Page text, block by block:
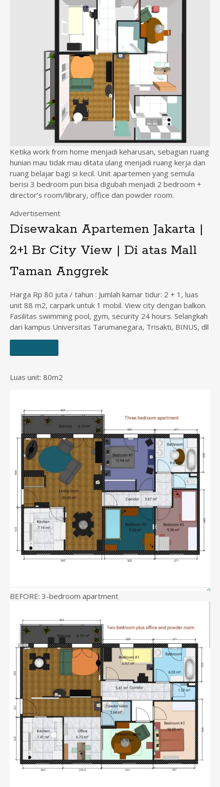
Ketika work from home menjadi keharusan, sebagian ruang
hunian mau tidak mau ditata ulang menjadi ruang kerja dan
ruang belajar bagi si kecil. Unit apartemen yang semula
berisi 3 bedroom pun bisa digubah menjadi 2 bedroom +
director’s room/library, office dan powder room.
Advertisement
Disewakan Apartemen Jakarta |
2+1 Br City View | Di atas Mall
Taman Anggrek
Harga Rp 80 juta / tahun : Jumlah kamar tidur: 2 + 1, luas
unit 88 m2, carpark untuk 1 mobil. View city dengan balkon.
Fasilitas swimming pool, gym, security 24 hours. Selangkah
dari kampus Universitas Tarumanegara, Trisakti, BINUS, dll
Luas unit: 80m2
BEFORE: 3-bedroom apartment